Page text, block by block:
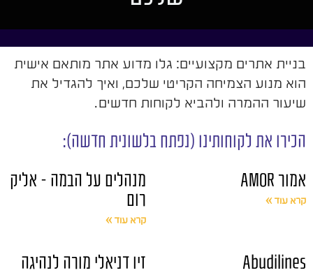
בניית אתרים מקצועיים: גלו מדוע אתר מותאם אישית
הוא מנוע הצמיחה הקריטי שלכם, ואיך להגדיל את
שיעור ההמרה ולהביא לקוחות חדשים.
הכירו את לקוחותינו (נפתח בלשונית חדשה):
אמור AMOR
קרא עוד »
מנהלים על הבמה – אליק
רום
קרא עוד »
Abudilines זיו דניאלי מורה לנהיגה